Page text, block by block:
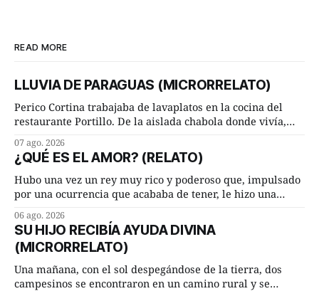
READ MORE
LLUVIA DE PARAGUAS (MICRORRELATO)
Perico Cortina trabajaba de lavaplatos en la cocina del
restaurante Portillo. De la aislada chabola donde vivía,
cuarto de hora andando a buen paso. Cierta noche,
terminada su jornada laboral caminaba él hacía su mísera
morada cundo comenzó a llover
07 ago. 2026
¿QUÉ ES EL AMOR? (RELATO)
Hubo una vez un rey muy rico y poderoso que, impulsado
por una ocurrencia que acababa de tener, le hizo una
Dime, hombre sabio, ¿qué es el amor según tú? Su
consejero, que era muy prudente y astuto le respondió de
inmediato:
06 ago. 2026
SU HIJO RECIBÍA AYUDA DIVINA
(MICRORRELATO)
Una mañana, con el sol despegándose de la tierra, dos
campesinos se encontraron en un camino rural y se